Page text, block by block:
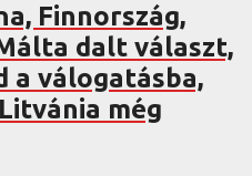
Finnország,
dalt választ,
a válogatásba,
még